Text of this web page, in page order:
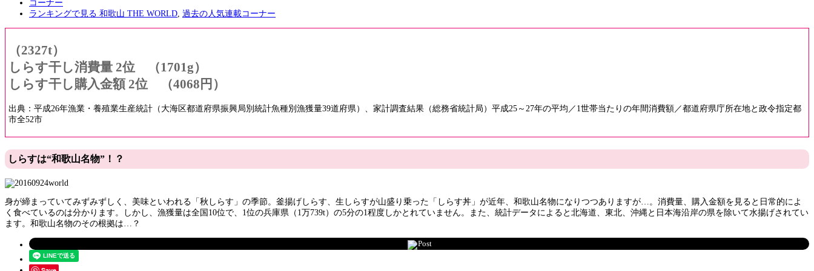
コーナー
ランキングで見る 和歌山 THE WORLD 過去の人気連載コーナー
（2327t）
しらす干し消費量 2位
（1701g）
しらす干し購入金額 2位
（4068円）
出典：平成26年漁業・養殖業生産統計（大海区都道府県振興局別統計魚種別漁獲量39道府県）、家計調査結果（総務省統計局）平成25～27年の平均／1世帯当たりの年間消費額／都道府県庁所在地と政令指定都
市全52市
しらすは“和歌山名物”！？
身が締まっていてみずみずしく、美味といわれる「秋しらす」の季節。釜揚げしらす、生しらすが山盛り乗った「しらす丼」が近年、和歌山名物になりつつありますが…。消費量、購入金額を見ると日常的によ
く食べているのは分かります。しかし、漁獲量は全国10位で、1位の兵庫県（1万739t）の5分の1程度しかとれていません。また、統計データによると北海道、東北、沖縄と日本海沿岸の県を除いて水揚げされてい
ます。和歌山名物のその根拠は…？
Post